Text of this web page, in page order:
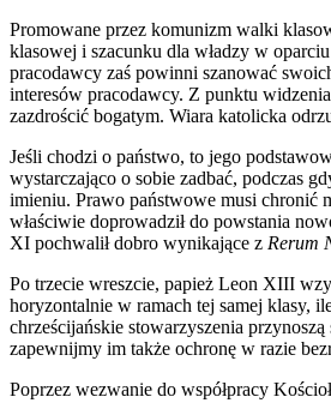
Promowane przez komunizm walki
klasowej i szacunku dla władzy w
pracodawcy zaś powinni szanować
interesów pracodawcy. Z punktu
zazdrościć bogatym. Wiara katolicka
Jeśli chodzi o państwo, to jego
wystarczająco o sobie zadbać, podczas
imieniu. Prawo państwowe musi chronić
właściwie doprowadził do powstania
XI pochwalił dobro wynikające z Rerum
Po trzecie wreszcie, papież Leon XIII
horyzontalnie w ramach tej samej klasy,
chrześcijańskie stowarzyszenia
zapewnijmy im także ochronę w razie
Poprzez wezwanie do współpracy